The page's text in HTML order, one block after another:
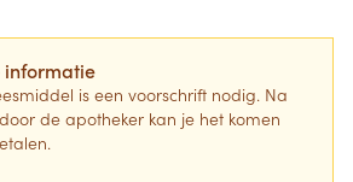
informatie
is een voorschrift nodig. Na
de apotheker kan je het komen